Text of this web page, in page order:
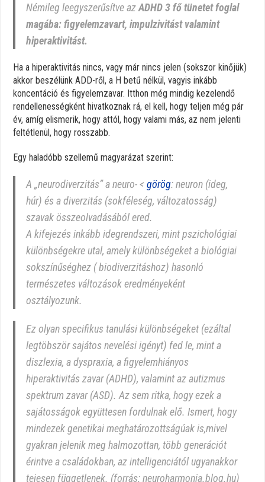
Némileg leegyszerűsítve azADHD 3 fő tünetet foglal
magába: figyelemzavart, impulzivitást valamint
hiperaktivitást.
Ha a hiperaktivitás nincs, vagy már nincs jelen (sokszor kinőjük)
akkor beszélünk ADD-ről, a H betű nélkül, vagyis inkább
koncentáció és figyelemzavar. Itthon még mindig kezelendő
rendellenességként hivatkoznak rá, el kell, hogy teljen még pár
év, amíg elismerik, hogy attól, hogy valami más, az nem jelenti
feltétlenül, hogy rosszabb.
Egy haladóbb szellemű magyarázat szerint:
A „neurodiverzitás” aneuro-<görög:neuron (ideg,
húr) és adiverzitás (sokféleség, változatosság)
szavak összeolvadásából ered.
A kifejezés inkább idegrendszeri, mint pszichológiai
különbségekre utal, amely különbségeket a biológiai
sokszínűséghez ( biodiverzitáshoz) hasonló
természetes változások eredményeként
osztályozunk.
Ez olyan specifikus tanulási különbségeket (ezáltal
legtöbször sajátos nevelési igényt) fed le, mint a
diszlexia, a dyspraxia, a figyelemhiányos
hiperaktivitás zavar (ADHD), valamint az autizmus
spektrum zavar (ASD). Az sem ritka, hogy ezek a
sajátosságok együttesen fordulnak elő. Ismert, hogy
mindezek genetikai meghatározottságúak is,mivel
gyakran jelenik meg halmozottan, több generációt
érintve a családokban, az intelligenciától ugyanakkor
tejesen függetlenek. (forrás: neuroharmonia.blog.hu)